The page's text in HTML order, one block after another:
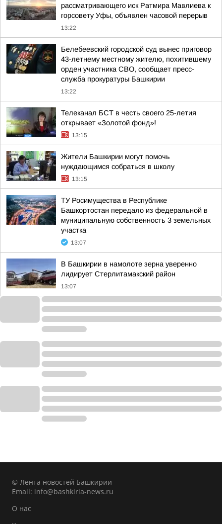
рассматривающего иск Ратмира Мавлиева к
горсовету Уфы, объявлен часовой перерыв
13:22
Белебеевский городской суд вынес приговор
43-летнему местному жителю, похитившему
орден участника СВО, сообщает пресс-
служба прокуратуры Башкирии
13:22
Телеканал БСТ в честь своего 25-летия
открывает «Золотой фонд»!
13:15
Жители Башкирии могут помочь
нуждающимся собраться в школу
13:15
ТУ Росимущества в Республике
Башкортостан передало из федеральной в
муниципальную собственность 3 земельных
участка
13:07
В Башкирии в намолоте зерна уверенно
лидирует Стерлитамакский район
13:07
© Лента новостей Башкирии
Email: info@bashkiria-news.ru
О нас